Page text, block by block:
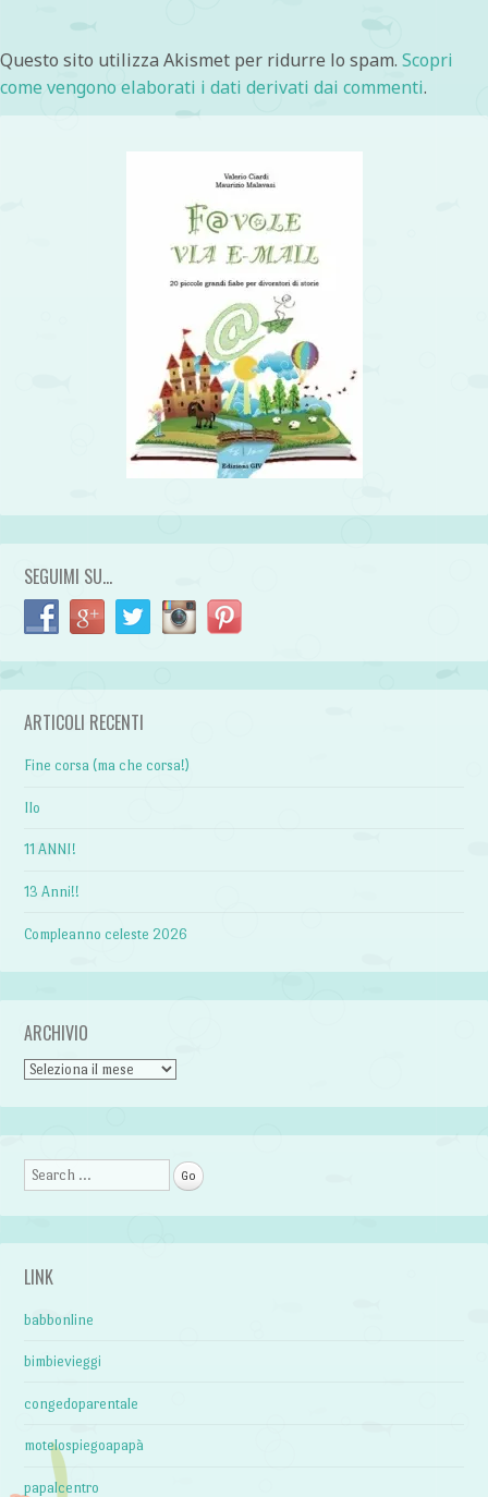
Questo sito utilizza Akismet per ridurre lo spam. Scopri
come vengono elaborati i dati derivati dai commenti.
SEGUIMI SU…
ARTICOLI RECENTI
Fine corsa (ma che corsa!)
Ilo
11 ANNI!
13 Anni!!
Compleanno celeste 2026
ARCHIVIO
Archivio
Search
LINK
babbonline
bimbievieggi
congedoparentale
motelospiegoapapà
papalcentro